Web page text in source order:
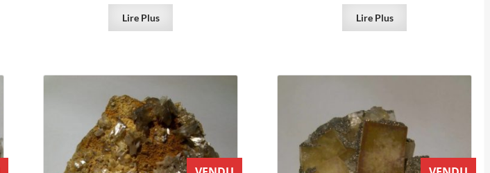
Lire Plus Lire Plus